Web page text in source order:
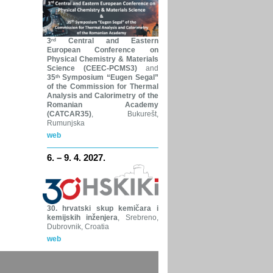
3ʳᵈ Central and Eastern
European Conference on
Physical Chemistry & Materials
Science (CEEC-PCMS3)and
35ᵗʰ Symposium “Eugen Segal”
of the Commission for Thermal
Analysis and Calorimetry of the
Romanian Academy
(CATCAR35), Bukurešt,
Rumunjska
web
6. – 9. 4. 2027.
30. hrvatski skup kemičara i
kemijskih inženjera, Srebreno,
Dubrovnik, Croatia
web